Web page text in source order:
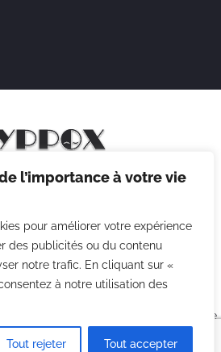
l’importance à votre vie
pour améliorer votre expérience
des publicités ou du contenu
notre trafic. En cliquant sur «
à notre utilisation des
Tout rejeter Tout accepter
légales
des cookies
CGV
Agence
Point Com